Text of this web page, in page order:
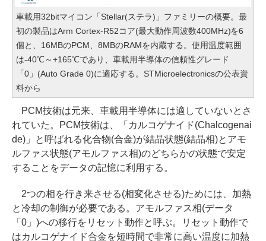
車載用32bitマイコン「Stellar(ステラ)」ファミリーの概要。最
初の製品はArm Cortex-R52コア(最大動作周波数400MHz)を6
個と、16MBのPCM、8MBのRAMを内蔵する。使用温度範囲
は-40℃～+165℃であり、車載用半導体の信頼性グレード
「0」(Auto Grade 0)に適応する。STMicroelectronicsの公表資
料から
PCM技術は元来、車載用半導体には適していないとさ
れていた。PCM技術は、「カルコゲナイド(Chalcogenai
de)」と呼ばれる化合物(合金)が結晶状態(結晶相)とアモ
ルファス状態(アモルファス相)のどちらかの状態で安定
することをデータの記憶に利用する。
2つの相を行き来させる(相変化させる)ためには、加熱
と冷却の制御が必要である。アモルファス相(データ
「0」)への移行をリセット動作と呼ぶ。リセット動作で
はカルコゲナイド合金を短時間で非常に高い温度に加熱